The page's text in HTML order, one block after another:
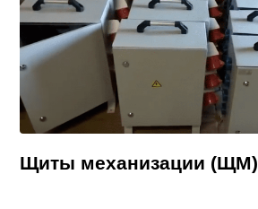
Щиты механизации (ЩМ)